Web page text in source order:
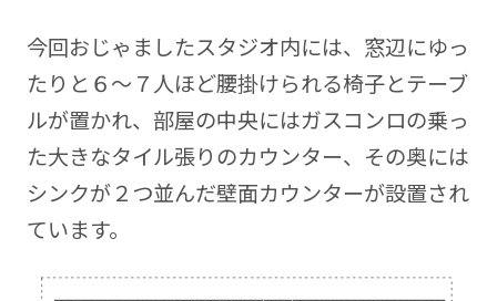
今回おじゃましたスタジオ内には、窓辺にゆっ
たりと６～７人ほど腰掛けられる椅子とテーブ
ルが置かれ、部屋の中央にはガスコンロの乗っ
た大きなタイル張りのカウンター、その奥には
シンクが２つ並んだ壁面カウンターが設置され
ています。